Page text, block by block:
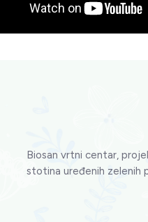
Biosan vrtni centar,
stotina uređenih zelenih